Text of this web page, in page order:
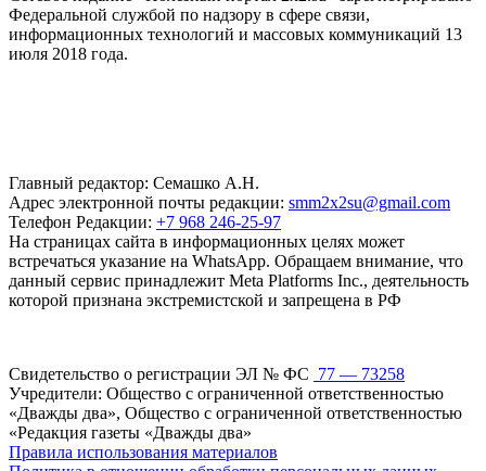
Федеральной службой по надзору в сфере связи,
информационных технологий и массовых коммуникаций 13
июля 2018 года.
Главный редактор: Семашко А.Н.
Адрес электронной почты редакции: smm2x2su@gmail.com
Телефон Редакции: +7 968 246-25-97
На страницах сайта в информационных целях может
встречаться указание на WhatsApp. Обращаем внимание, что
данный сервис принадлежит Meta Platforms Inc., деятельность
которой признана экстремистской и запрещена в РФ
Свидетельство о регистрации ЭЛ № ФС 77 — 73258
Учредители: Общество с ограниченной ответственностью
«Дважды два», Общество с ограниченной ответственностью
«Редакция газеты «Дважды два»
Правила использования материалов